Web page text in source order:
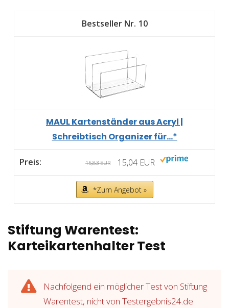
10
MAUL Kartenständer aus Acryl |
Schreibtisch Organizer für...*
15,83 EUR 15,04 EUR
*Zum Angebot »
Stiftung Warentest:
Karteikartenhalter Test
Nachfolgend ein möglicher Test von Stiftung
Warentest, nicht von Testergebnis24.de.